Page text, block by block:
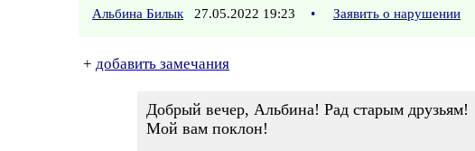
Альбина Билык 27.05.2022 19:23 • Заявить о нарушении
+ добавить замечания
Добрый вечер, Альбина! Рад старым друзьям!
Мой вам поклон!